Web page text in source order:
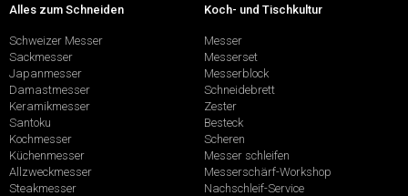
Alles zum Schneiden
Schweizer Messer
Sackmesser
Japanmesser
Damastmesser
Keramikmesser
Santoku
Kochmesser
Küchenmesser
Allzweckmesser
Steakmesser
Koch- und Tischkultur
Messer
Messerset
Messerblock
Schneidebrett
Zester
Besteck
Scheren
Messer schleifen
Messerschärf-Workshop
Nachschleif-Service